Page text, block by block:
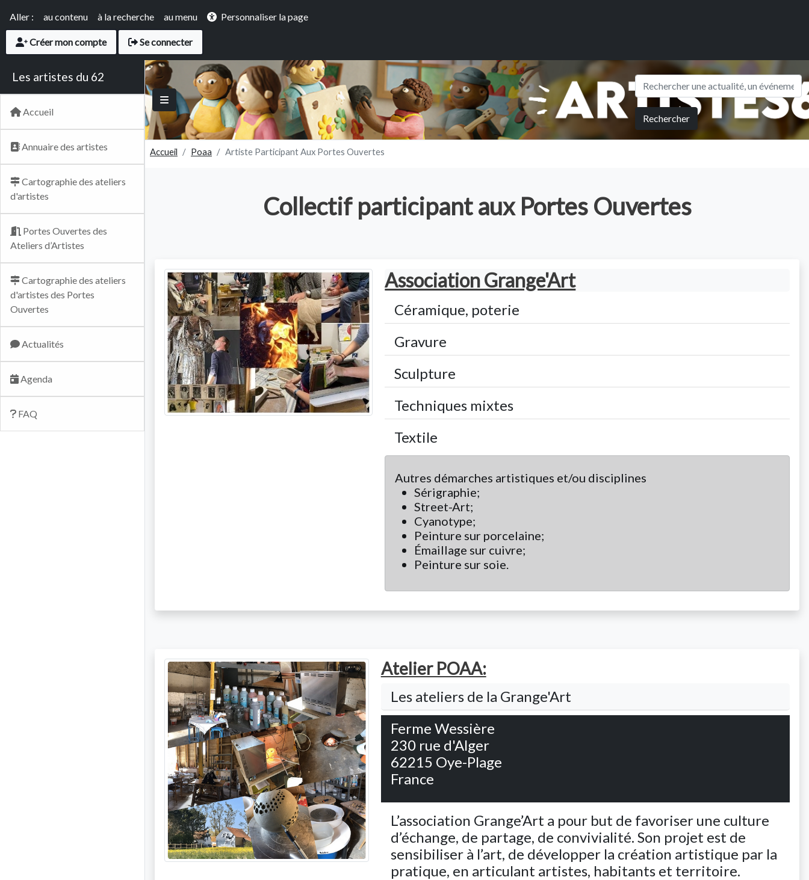
Accès rapide
Aller : au contenu à la recherche au menu Personnaliser la page
User account menu
Créer mon compte Se connecter
Les artistes du 62
Main navigation
Accueil
Annuaire des artistes
Cartographie des ateliers
d'artistes
Portes Ouvertes des
Ateliers d’Artistes
Cartographie des ateliers
d'artistes des Portes
Ouvertes
Actualités
Agenda
FAQ
Rechercher
Accueil Poaa Artiste Participant Aux Portes Ouvertes
Collectif participant aux Portes Ouvertes
Association Grange'Art
Céramique, poterie
Gravure
Sculpture
Techniques mixtes
Textile
Autres démarches artistiques et/ou disciplines
Sérigraphie;
Street-Art;
Cyanotype;
Peinture sur porcelaine;
Émaillage sur cuivre;
Peinture sur soie.
Atelier POAA:
Les ateliers de la Grange'Art
Ferme Wessière
230 rue d'Alger
62215 Oye-Plage
France
L’association Grange’Art a pour but de favoriser une culture
d’échange, de partage, de convivialité. Son projet est de
sensibiliser à l’art, de développer la création artistique par la
pratique, en articulant artistes, habitants et territoire.